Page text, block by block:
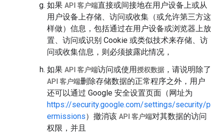
如果 API 客户端直接或间接地在用户设备上或从
用户设备上存储、访问或收集（或允许第三方这
样做）信息，包括通过在用户设备或浏览器上放
置、访问或识别 Cookie 或类似技术来存储、访
问或收集信息，则必须披露此情况，
如果 API 客户端访问或使用授权数据 ，请说明除了
API 客户端删除存储数据的正常程序之外，用户
还可以通过 Google 安全设置页面（网址为
https://security.google.com/settings/security/p
ermissions）撤消该 API 客户端对其数据的访问
权限，并且